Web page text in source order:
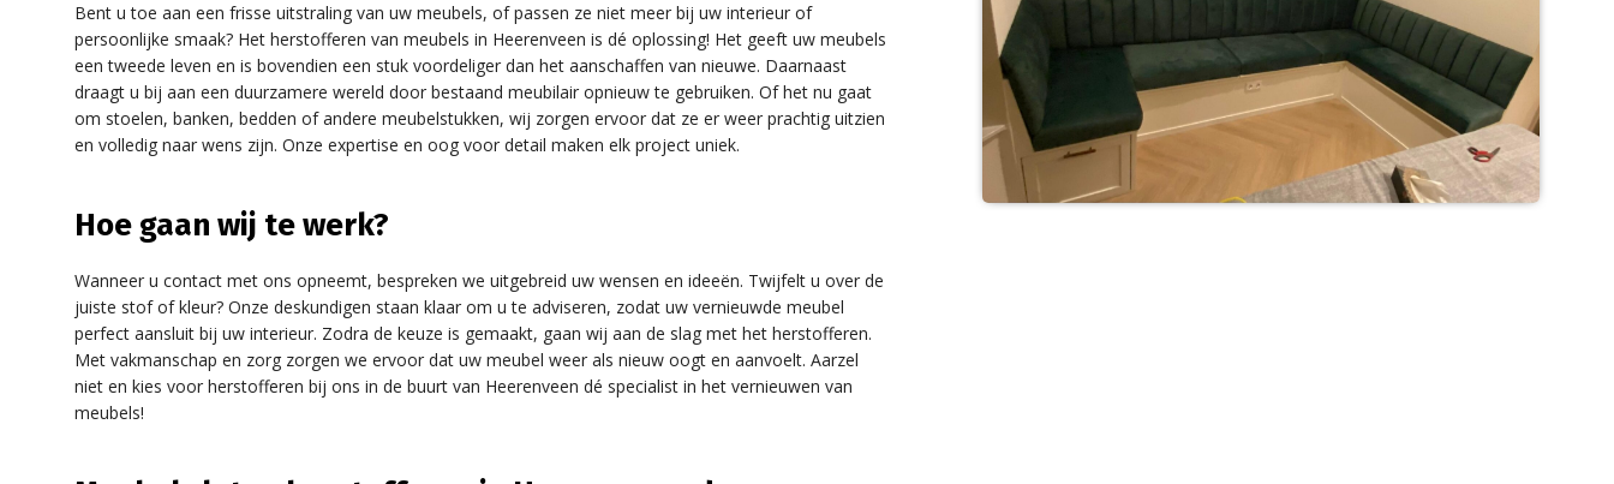
Bent u toe aan een frisse uitstraling van uw meubels, of passen ze niet meer bij uw interieur of
persoonlijke smaak? Het herstofferen van meubels in Heerenveen is dé oplossing! Het geeft uw meubels
een tweede leven en is bovendien een stuk voordeliger dan het aanschaffen van nieuwe. Daarnaast
draagt u bij aan een duurzamere wereld door bestaand meubilair opnieuw te gebruiken. Of het nu gaat
om stoelen, banken, bedden of andere meubelstukken, wij zorgen ervoor dat ze er weer prachtig uitzien
en volledig naar wens zijn. Onze expertise en oog voor detail maken elk project uniek.
Hoe gaan wij te werk?
Wanneer u contact met ons opneemt, bespreken we uitgebreid uw wensen en ideeën. Twijfelt u over de
juiste stof of kleur? Onze deskundigen staan klaar om u te adviseren, zodat uw vernieuwde meubel
perfect aansluit bij uw interieur. Zodra de keuze is gemaakt, gaan wij aan de slag met het herstofferen.
Met vakmanschap en zorg zorgen we ervoor dat uw meubel weer als nieuw oogt en aanvoelt. Aarzel
niet en kies voor herstofferen bij ons in de buurt van Heerenveen dé specialist in het vernieuwen van
meubels!